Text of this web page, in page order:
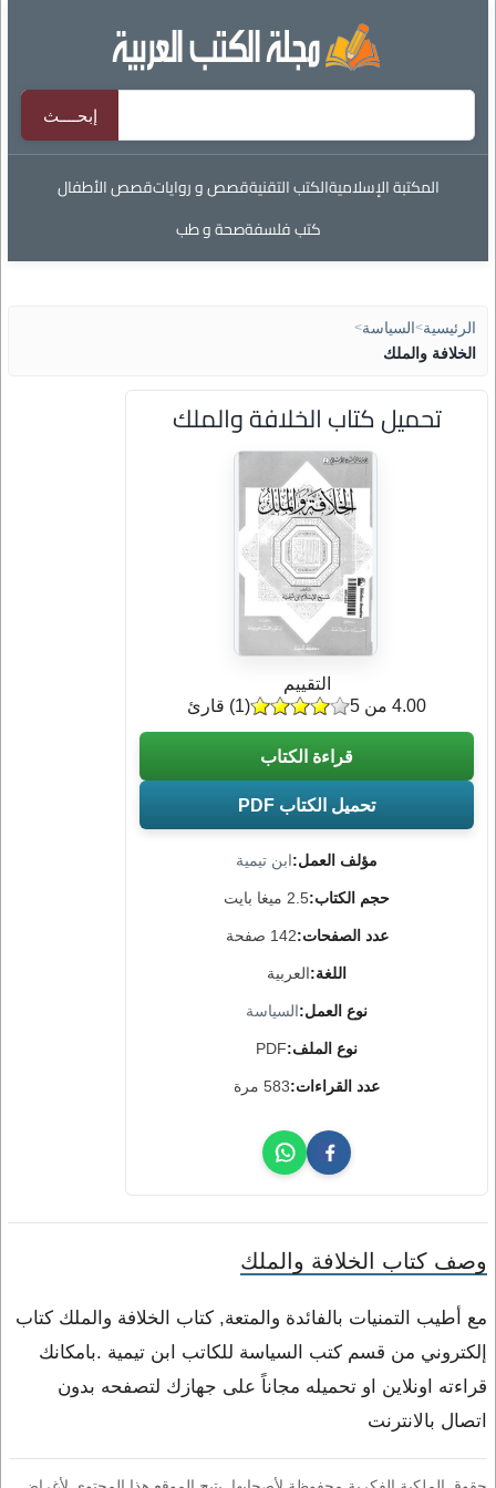
المكتبة الإسلاميةالكتب التقنيةقصص و رواياتقصص الأطفال
كتب فلسفةصحة و طب
الرئيسية> السياسة>
الخلافة والملك
تحميل كتاب الخلافة والملك
مؤلف العمل:ابن تيمية
حجم الكتاب:2.5 ميغا بايت
عدد الصفحات:142 صفحة
اللغة:العربية
نوع العمل:السياسة
نوع الملف:PDF
عدد القراءات:583 مرة
التقييم
(
1) قارئ 4.00 من 5
قراءة الكتاب
تحميل الكتاب PDF
وصف كتاب الخلافة والملك
مع أطيب التمنيات بالفائدة والمتعة, كتاب الخلافة والملك كتاب
إلكتروني من قسم كتب السياسة للكاتب ابن تيمية .بامكانك
قراءته اونلاين او تحميله مجاناً على جهازك لتصفحه بدون
اتصال بالانترنت